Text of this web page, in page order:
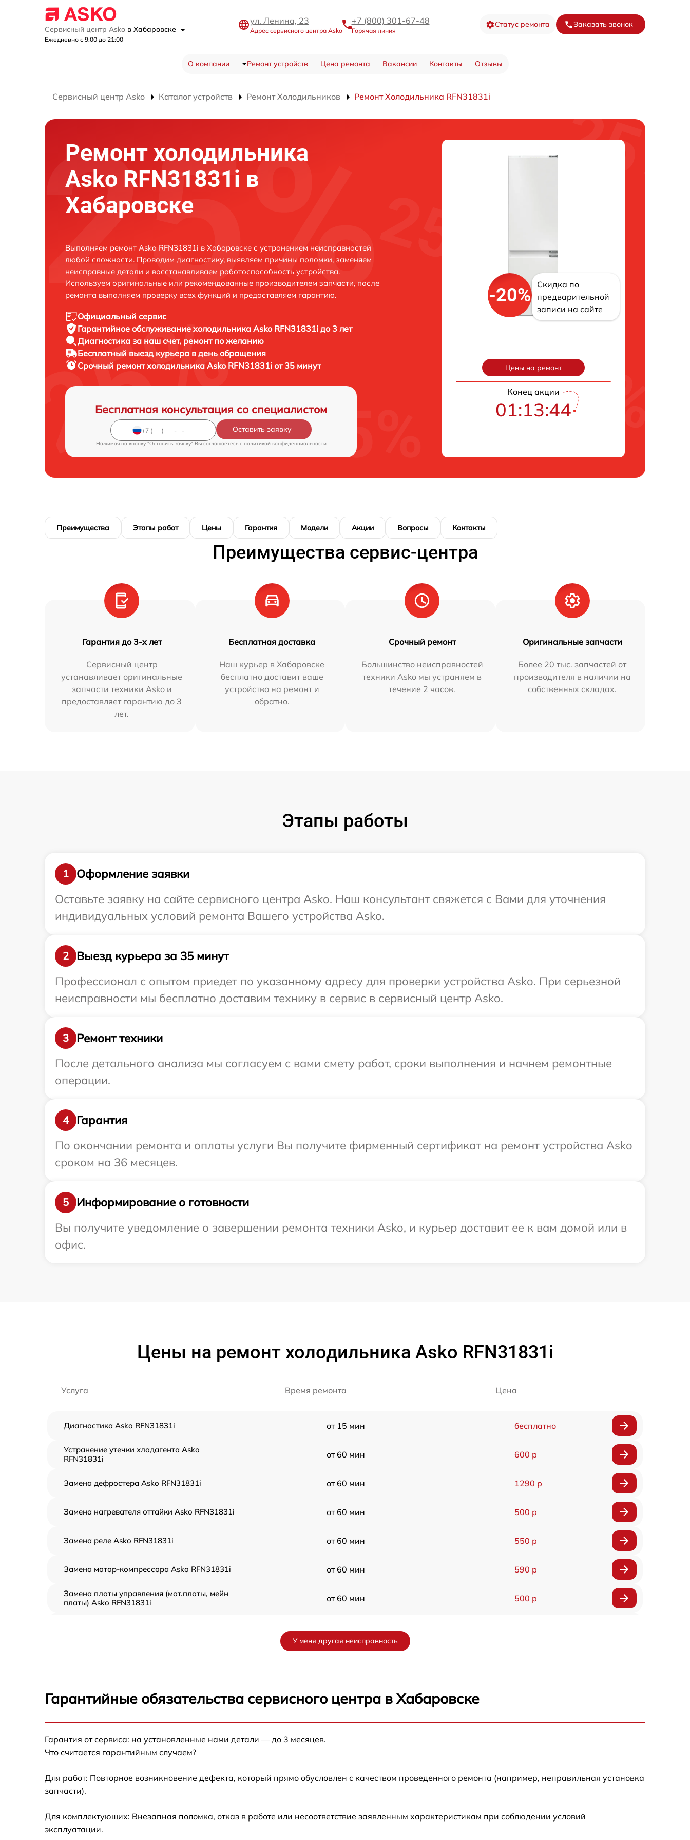
Сервисный центр Asko в Хабаровске
Ежедневно с 9:00 до 21:00
ул. Ленина, 23
Адрес сервисного центра Asko
+7 (800) 301-67-48
Горячая линия
Статус ремонта Заказать звонок
О компании Ремонт устройств Цена ремонта Вакансии Контакты Отзывы
Сервисный центр Asko Каталог устройств Ремонт Холодильников Ремонт Холодильника RFN31831i
Ремонт холодильника
Asko RFN31831i в
Хабаровске
Выполняем ремонт Asko RFN31831i в Хабаровске с устранением неисправностей
любой сложности. Проводим диагностику, выявляем причины поломки, заменяем
неисправные детали и восстанавливаем работоспособность устройства.
Используем оригинальные или рекомендованные производителем запчасти, после
ремонта выполняем проверку всех функций и предоставляем гарантию.
Официальный сервис
Гарантийное обслуживание холодильника Asko RFN31831i до 3 лет
Диагностика за наш счет, ремонт по желанию
Бесплатный выезд курьера в день обращения
Срочный ремонтхолодильника Asko RFN31831i от 35 минут
Бесплатная консультация со специалистом
Оставить заявку
Нажимая на кнопку "Оставить заявку" Вы соглашаетесь c политикой конфиденциальности
-20%
Скидка по
предварительной
записи на сайте
Цены на ремонт
Конец акции
01:13:43
Преимущества Этапы работ Цены Гарантия Модели Акции Вопросы Контакты
Преимущества сервис-центра
Гарантия до 3-х лет
Сервисный центр
устанавливает оригинальные
запчасти техники Asko и
предоставляет гарантию до 3
лет.
Бесплатная доставка
Наш курьер в Хабаровске
бесплатно доставит ваше
устройство на ремонт и
обратно.
Срочный ремонт
Большинство неисправностей
техники Asko мы устраняем в
течение 2 часов.
Оригинальные запчасти
Более 20 тыс. запчастей от
производителя в наличии на
собственных складах.
Этапы работы
1
Оформление заявки
Оставьте заявку на сайте сервисного центра Asko. Наш консультант свяжется с Вами для уточнения
индивидуальных условий ремонта Вашего устройства Asko.
2
Выезд курьера за 35 минут
Профессионал с опытом приедет по указанному адресу для проверки устройства Asko. При серьезной
неисправности мы бесплатно доставим технику в сервис в сервисный центр Asko.
3
Ремонт техники
После детального анализа мы согласуем с вами смету работ, сроки выполнения и начнем ремонтные
операции.
4
Гарантия
По окончании ремонта и оплаты услуги Вы получите фирменный сертификат на ремонт устройства Asko
сроком на 36 месяцев.
5
Информирование о готовности
Вы получите уведомление о завершении ремонта техники Asko, и курьер доставит ее к вам домой или в
офис.
Цены на ремонт холодильника Asko RFN31831i
Услуга Время ремонта Цена
Диагностика Asko RFN31831i от 15 мин бесплатно
Устранение утечки хладагента Asko
RFN31831i
от 60 мин 600 р
Замена дефростера Asko RFN31831i от 60 мин 1290 р
Замена нагревателя оттайки Asko RFN31831i от 60 мин 500 р
Замена реле Asko RFN31831i от 60 мин 550 р
Замена мотор-компрессора Asko RFN31831i от 60 мин 590 р
Замена платы управления (мат.платы, мейн
платы) Asko RFN31831i
от 60 мин 500 р
Замена электросхемы Asko RFN31831i
Устранение засора трубопровода Asko
Ремонт датчика морозильного отделения
Asko RFN31831i
У меня другая неисправность
Гарантийные обязательства сервисного центра в Хабаровске
Гарантия от сервиса: на установленные нами детали — до 3 месяцев.
Что считается гарантийным случаем?
Для работ: Повторное возникновение дефекта, который прямо обусловлен с качеством проведенного ремонта (например, неправильная установка
запчасти).
Для комплектующих: Внезапная поломка, отказ в работе или несоответствие заявленным характеристикам при соблюдении условий
эксплуатации.